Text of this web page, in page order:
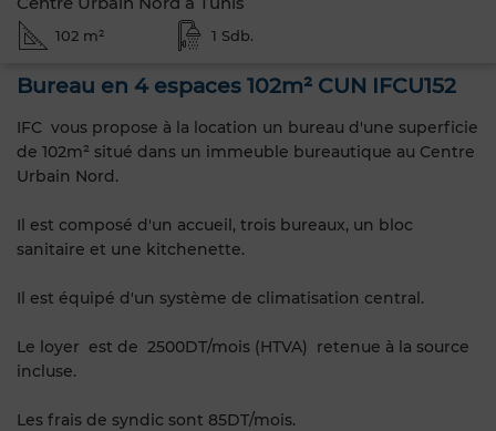
102 m² 1 Sdb.
Bureau en 4 espaces 102m² CUN IFCU152
IFC vous propose à la location un bureau d'une superficie
de 102m² situé dans un immeuble bureautique au Centre
Urbain Nord.
Il est composé d'un accueil, trois bureaux, un bloc
sanitaire et une kitchenette.
Il est équipé d'un système de climatisation central.
Le loyer est de 2500DT/mois (HTVA) retenue à la source
incluse.
Les frais de syndic sont 85DT/mois.